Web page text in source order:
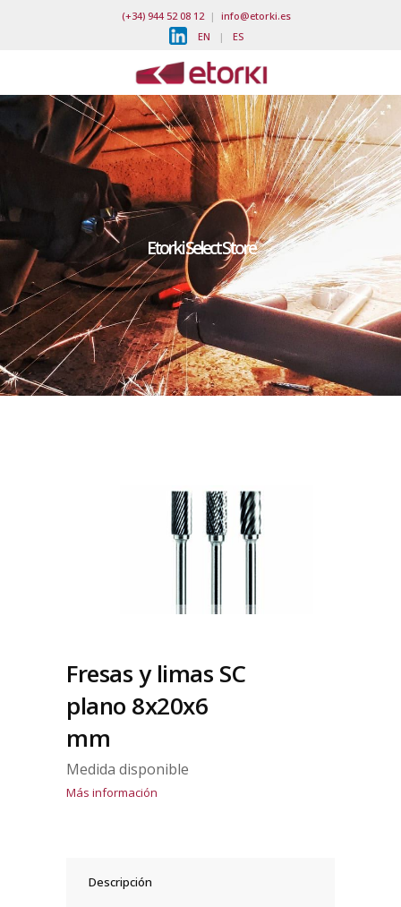
(+34) 944 52 08 12| info@etorki.es
EN | ES
Etorki Select Store
Fresas y limas SC
plano 8x20x6
mm
Medida disponible
Más información
Descripción